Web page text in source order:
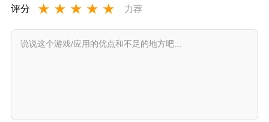
评分 ★ ★ ★ ★ ★ 力荐